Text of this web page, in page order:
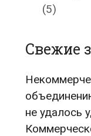
(5)
Свежие
не удалось